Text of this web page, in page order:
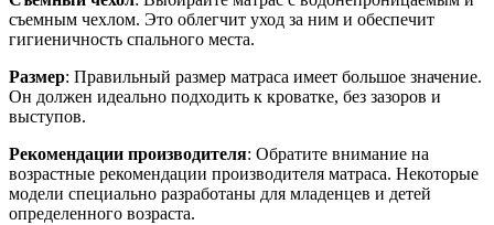
съемным чехлом. Это облегчит уход за ним и обеспечит
гигиеничность спального места.
Размер: Правильный размер матраса имеет большое значение.
Он должен идеально подходить к кроватке, без зазоров и
выступов.
Рекомендации производителя: Обратите внимание на
возрастные рекомендации производителя матраса. Некоторые
модели специально разработаны для младенцев и детей
определенного возраста.